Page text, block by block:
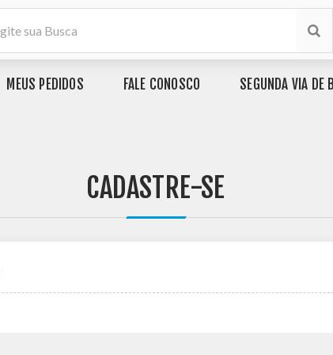
MEUS PEDIDOS FALE CONOSCO SEGUNDA VIA DE
CADASTRE-SE